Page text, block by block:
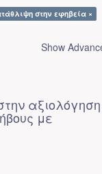
στην εφηβεία ×
Show
αξιολόγηση
με